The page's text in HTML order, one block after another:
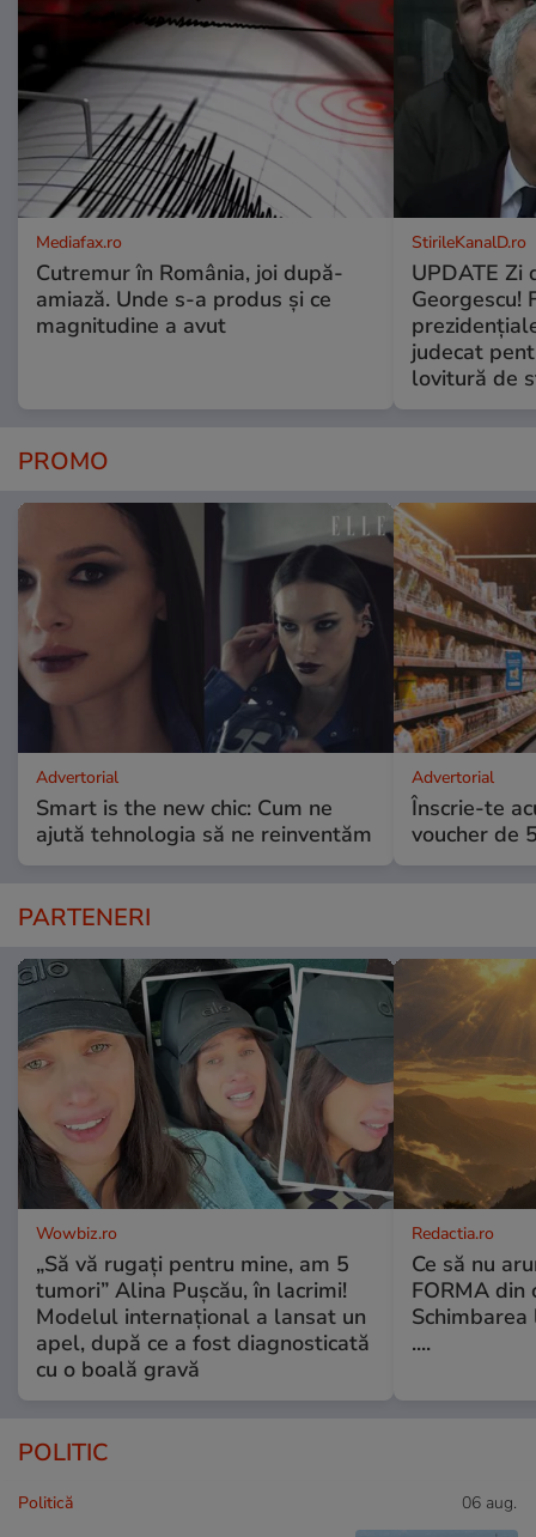
Mediafax.ro
Cutremur în România, joi după-
amiază. Unde s-a produs și ce
magnitudine a avut
StirileKanalD.ro
UPDATE Zi
Georgescu!
judecat
lovitură de
PROMO
Advertorial
Smart is the new chic: Cum ne
ajută tehnologia să ne reinventăm
Advertorial
Înscrie-te
voucher de
PARTENERI
Wowbiz.ro
„Să vă rugați pentru mine, am 5
tumori” Alina Pușcău, în lacrimi!
Modelul internațional a lansat un
apel, după ce a fost diagnosticată
cu o boală gravă
Redactia.ro
Ce să nu
FORMA din
Schimbarea
....
POLITIC
Politică 06 aug.